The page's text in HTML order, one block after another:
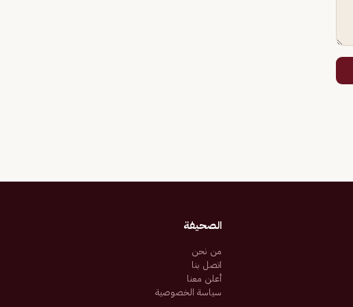
الصحيفة
من نحن
اتصل بنا
أعلن معنا
سياسة الخصوصية